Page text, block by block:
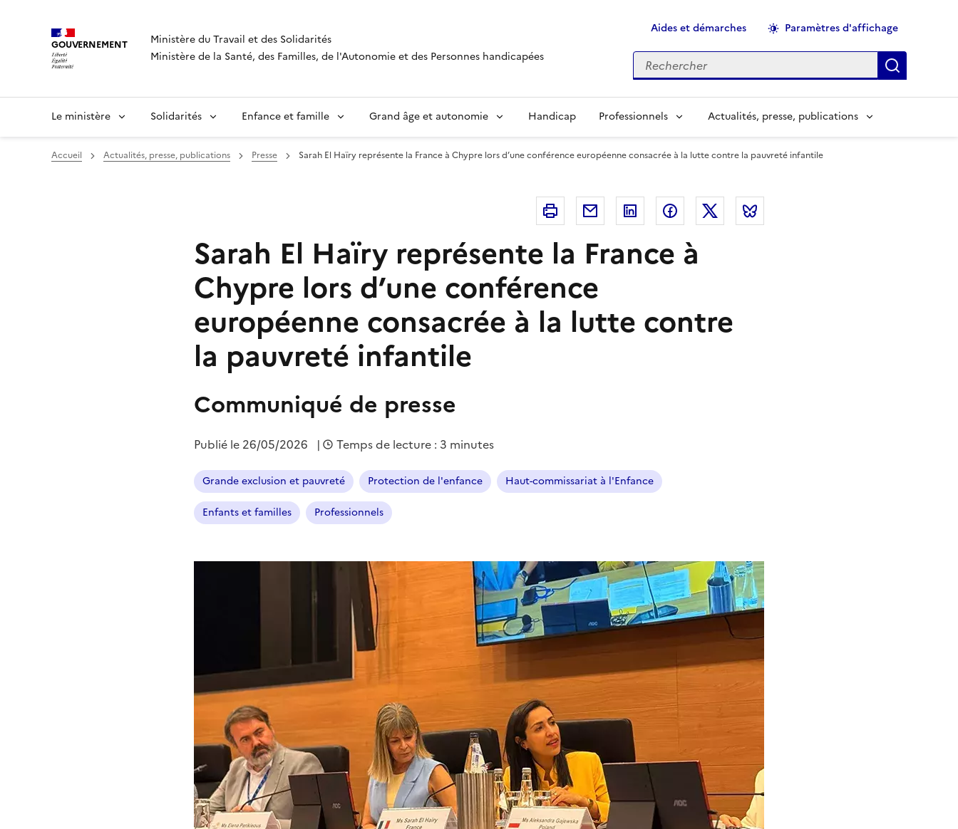
GOUVERNEMENT
Ministère du Travail et des Solidarités
Ministère de la Santé, des Familles, de l'Autonomie et des Personnes handicapées
Aides et démarches Paramètres d'affichage
Rechercher
Le ministère Solidarités Enfance et famille Grand âge et autonomie Handicap Professionnels Actualités, presse, publications
Accueil Actualités, presse, publications Presse Sarah El Haïry représente la France à Chypre lors d’une conférence européenne consacrée à la lutte contre la pauvreté infantile
Imprimer Courriel Linkedin FacebookTwitter
Sarah El Haïry représente la France à
Chypre lors d’une conférence
européenne consacrée à la lutte contre
la pauvreté infantile
Communiqué de presse
Publié le 26/05/2026 | Temps de lecture : 3 minutes
Grande exclusion et pauvreté Protection de l'enfance Haut-commissariat à l'Enfance
Enfants et familles Professionnels